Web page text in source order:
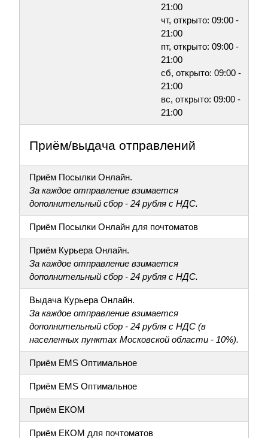
21:00
чт, открыто: 09:00 -
21:00
пт, открыто: 09:00 -
21:00
сб, открыто: 09:00 -
21:00
вс, открыто: 09:00 -
21:00
Приём/выдача отправлений
Приём Посылки Онлайн.
За каждое отправление взимается
дополнительный сбор - 24 рубля с НДС.
Приём Посылки Онлайн для почтоматов
Приём Курьера Онлайн.
За каждое отправление взимается
дополнительный сбор - 24 рубля с НДС.
Выдача Курьера Онлайн.
За каждое отправление взимается
дополнительный сбор - 24 рубля с НДС (в
населенных пунктах Московской области - 10%).
Приём EMS Оптимальное
Приём EMS Оптимальное
Приём ЕКОМ
Приём ЕКОМ для почтоматов